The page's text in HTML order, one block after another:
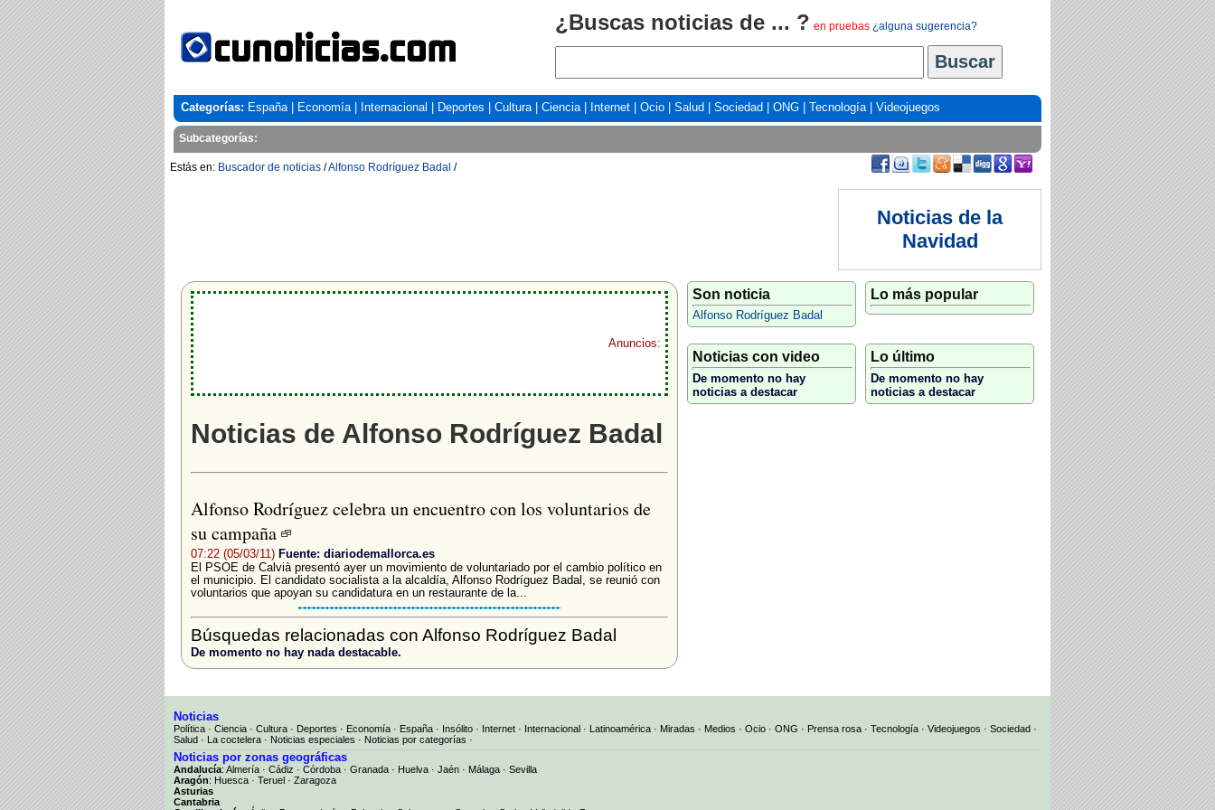
¿Buscas noticias de ... ? en pruebas ¿alguna sugerencia?
Categorías: España| Economía| Internacional Deportes Cultura| Ciencia| Internet Ocio Salud Sociedad ONG Tecnología| Videojuegos
Subcategorías:
Estás en: Buscador de noticias /Alfonso Rodríguez Badal /
Noticias de la
Navidad
Anuncios:
Noticias de Alfonso Rodríguez Badal
Alfonso Rodríguez celebra un encuentro con los voluntarios de
su campaña
07:22 (05/03/11) Fuente: diariodemallorca.es
El PSOE de Calvià presentó ayer un movimiento de voluntariado por el cambio político en
el municipio. El candidato socialista a la alcaldía, Alfonso Rodríguez Badal, se reunió con
voluntarios que apoyan su candidatura en un restaurante de la...
Búsquedas relacionadas con Alfonso Rodríguez Badal
De momento no hay nada destacable.
Son noticia
Alfonso Rodríguez Badal
Lo más popular
Noticias con video
De momento no hay
noticias a destacar
Lo último
De momento no hay
noticias a destacar
Noticias
Política · Ciencia · Cultura · Deportes · Economía · España · Insólito · Internet · Internacional · Latinoamérica · Miradas · Medios · Ocio · ONG · Prensa rosa · Tecnología · Videojuegos · Sociedad ·
Salud · La coctelera · Noticias especiales · Noticias por categorías ·
Noticias por zonas geográficas
Andalucía: Almería · Cádiz · Córdoba · Granada · Huelva · Jaén · Málaga · Sevilla
Aragón: Huesca · Teruel · Zaragoza
Asturias
Cantabria